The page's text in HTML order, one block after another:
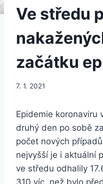
Ve středu
začátku
7. 1. 2021
Epidemie koronaviru
druhý den po sobě
počet nových
nejvyšší je i aktuální
ve středu odhalily